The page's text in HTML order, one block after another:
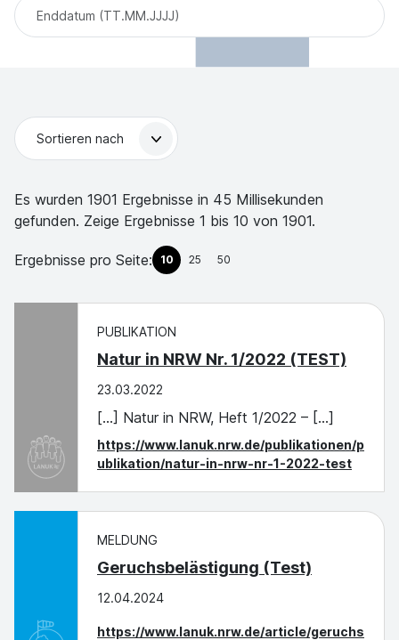
Sortieren nach
Es wurden 1901 Ergebnisse in 45 Millisekunden
gefunden. Zeige Ergebnisse 1 bis 10 von 1901.
Ergebnisse pro Seite: 10 25 50
PUBLIKATION
Natur in NRW Nr. 1/2022 (TEST)
23.03.2022
[...] Natur in NRW, Heft 1/2022 – [...]
https://www.lanuk.nrw.de/publikationen/p
ublikation/natur-in-nrw-nr-1-2022-test
MELDUNG
Geruchsbelästigung (Test)
12.04.2024
https://www.lanuk.nrw.de/article/geruchs